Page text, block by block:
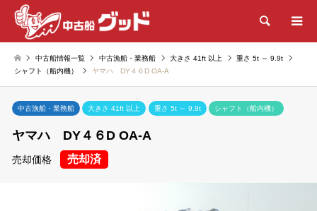
検索
中古船情報一覧 中古漁船・業務船 大きさ 41ft 以上
重さ 5t ～ 9.9t
シャフト（船内機）
ヤマハ DY４６D OA-A
中古漁船・業務船 大きさ 41ft 以上 重さ 5t ～ 9.9t シャフト（船内機）
ヤマハ DY４６D OA-A
売却価格 売却済